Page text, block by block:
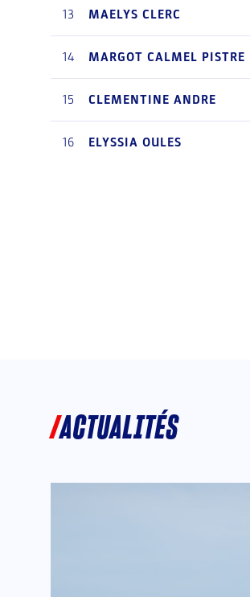
13 MAELYS CLERC
14 MARGOT CALMEL PISTRE
15 CLEMENTINE ANDRE
16 ELYSSIA OULES
ACTUALITÉS